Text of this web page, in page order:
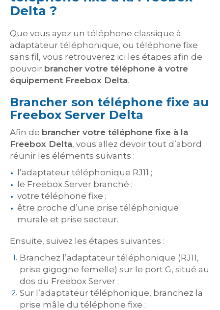
Delta ?
Que vous ayez un téléphone classique à
adaptateur téléphonique, ou téléphone fixe
sans fil, vous retrouverez ici les étapes afin de
pouvoir brancher votre téléphone à votre
équipement Freebox Delta.
Brancher son téléphone fixe au
Freebox Server Delta
Afin de brancher votre téléphone fixe à la
Freebox Delta, vous allez devoir tout d’abord
réunir les éléments suivants :
l’adaptateur téléphonique RJ11 ;
le Freebox Server branché ;
votre téléphone fixe ;
être proche d’une prise téléphonique
murale et prise secteur.
Ensuite, suivez les étapes suivantes :
Branchez l’adaptateur téléphonique (RJ11,
prise gigogne femelle) sur le port G, situé au
dos du Freebox Server ;
Sur l’adaptateur téléphonique, branchez la
prise mâle du téléphone fixe ;